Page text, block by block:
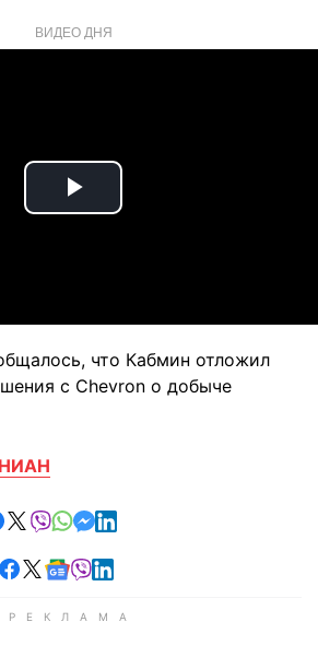
ВИДЕО ДНЯ
Play
что Кабмин отложил
с Сhevron о добыче
в Telegram
поделиться в Facebook
поделиться в X
отправить в Viber
отправить в Whatsapp
отправить в Messenger
отправить в LinkedIn
в Telegram
Читайте в Facebook
Читайте в X
Читайте в Google news
Читайте в Viber
Читайте в LinkedIn